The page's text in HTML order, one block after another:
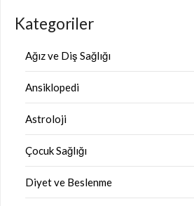
Kategoriler
Ağız ve Diş Sağlığı
Ansiklopedi
Astroloji
Çocuk Sağlığı
Diyet ve Beslenme